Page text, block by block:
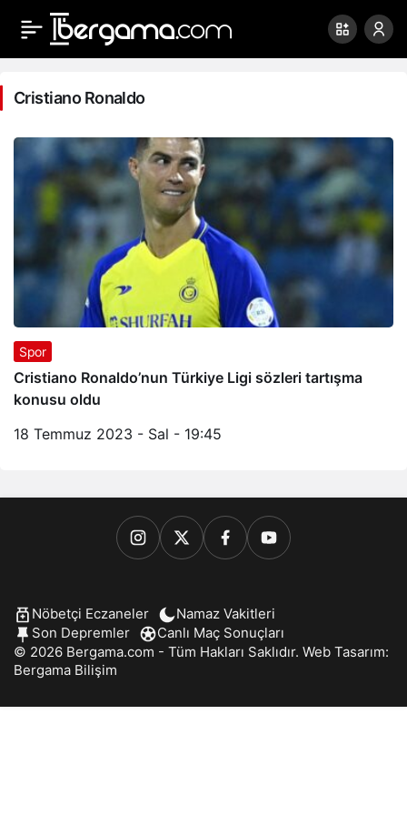
Cristiano
Ronaldo
Haberleri
Cristiano Ronaldo
Spor
Cristiano Ronaldo’nun Türkiye Ligi sözleri tartışma
konusu oldu
18 Temmuz 2023 - Sal - 19:45
Nöbetçi Eczaneler
Namaz Vakitleri
Son Depremler
Canlı Maç Sonuçları
© 2026 Bergama.com - Tüm Hakları Saklıdır. Web Tasarım:
Bergama Bilişim